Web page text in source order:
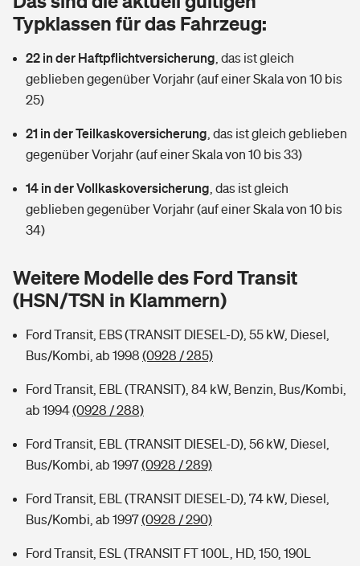
Wer versichert was: Jetzt Versicherer finden
Sie haben Fragen?
Glasversicherung
Mietkautionsversicherung
Restkreditversicherung
Tools
Hochwasser-Check: Wie gefährdet ist Ihr Haus?
Sie haben Fragen?
Kinderunfall­ver­si­che­rung
Kinderinvalidität
Hundehalter-Haftpflicht
Handyversicherung
Private Cyberversicherung
Zur Übersicht
Kinderunfall-Check: Mehr Sicherheit für deine Kids
Typklassen: So ist Ihr Auto eingestuft
Sie haben Fragen?
Dread-Disease-Versicherung
Tierkrankenversicherung
Zur Übersicht
Tools
Wer versichert was: Jetzt Versicherer finden
Rentenrechner: Wie viel Geld bekomme ich im Alter?
Typklassen für das Fahrzeug:
22 in der Haftpflichtversicherung das ist gleich
geblieben gegenüber Vorjahr (auf einer Skala von 10 bis
25)
21 in der Teilkaskoversicherung das ist gleich geblieben
gegenüber Vorjahr (auf einer Skala von 10 bis 33)
14 in der Vollkaskoversicherung das ist gleich
geblieben gegenüber Vorjahr (auf einer Skala von 10 bis
34)
Weitere Modelle des Ford Transit
(HSN/TSN in Klammern)
Ford Transit, EBS (TRANSIT DIESEL-D), 55 kW, Diesel,
Bus/Kombi, ab 1998 (0928 / 285)
Ford Transit, EBL (TRANSIT), 84 kW, Benzin, Bus/Kombi,
ab 1994(0928 / 288)
Ford Transit, EBL (TRANSIT DIESEL-D), 56 kW, Diesel,
Bus/Kombi, ab 1997(0928 / 289)
Ford Transit, EBL (TRANSIT DIESEL-D), 74 kW, Diesel,
Bus/Kombi, ab 1997(0928 / 290)
Ford Transit, ESL (TRANSIT FT 100L, HD, 150, 190L